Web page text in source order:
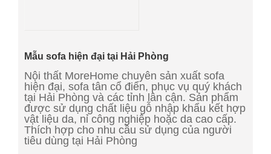
Mẫu sofa hiện đại tại Hải Phòng
Nội thất MoreHome chuyên sản xuất sofa
hiện đại, sofa tân cổ điển, phục vụ quý khách
tại Hải Phòng và các tỉnh lân cận. Sản phẩm
được sử dụng chất liệu gỗ nhập khẩu kết hợp
vật liệu da, nỉ công nghiệp hoặc da cao cấp.
Thích hợp cho nhu cầu sử dụng của người
tiêu dùng tại Hải Phòng